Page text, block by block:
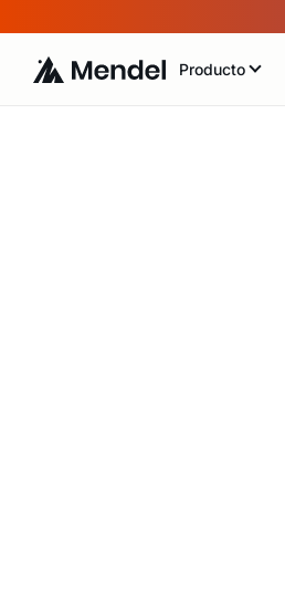
Producto